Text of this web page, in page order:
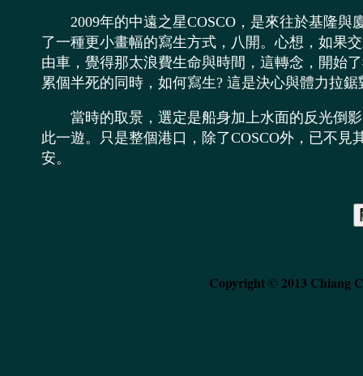
2009年的中遠之星COSCO，是來往於基隆與
了一種更小畫幅的寫生方式，八開。心想，如果
由車，覺得那太浪費生命與時間，這轉念，開始
累個半死的同時，如何寫生? 這是決心與體力拉
當時的取景，選定是船身加上水面的反光倒影
此一遊。只是整個港口，除了COSCO外，已不
安。
Copyright © 2013 Chiang